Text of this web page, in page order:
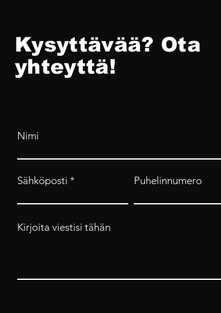
Kysyttävää? Ota
yhteyttä!
Nimi
Sähköposti Puhelinnumero
Kirjoita viestisi tähän